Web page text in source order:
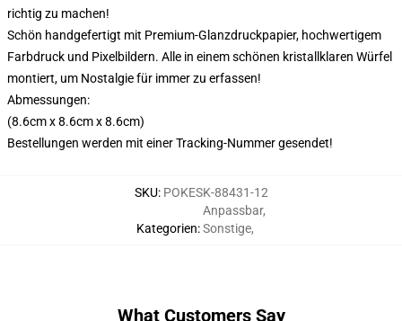
richtig zu machen!
Schön handgefertigt mit Premium-Glanzdruckpapier, hochwertigem
Farbdruck und Pixelbildern. Alle in einem schönen kristallklaren Würfel
montiert, um Nostalgie für immer zu erfassen!
Abmessungen:
(8.6cm x 8.6cm x 8.6cm)
Bestellungen werden mit einer Tracking-Nummer gesendet!
SKU: POKESK-88431-12
Kategorien:
Anpassbar,
Sonstige,
What Customers Say